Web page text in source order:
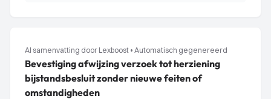
AI samenvatting door Lexboost • Automatisch gegenereerd
Bevestiging afwijzing verzoek tot herziening
bijstandsbesluit zonder nieuwe feiten of
omstandigheden